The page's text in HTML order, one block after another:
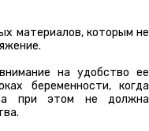
материалов, которым не
на удобство ее
беременности, когда
при этом не должна